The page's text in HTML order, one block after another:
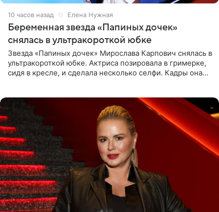
10 часов назад Елена Нужная
Беременная звезда «Папиных дочек»
снялась в ультракороткой юбке
Звезда «Папиных дочек» Мирослава Карпович снялась в
ультракороткой юбке. Актриса позировала в гримерке,
сидя в кресле, и сделала несколько селфи. Кадры она